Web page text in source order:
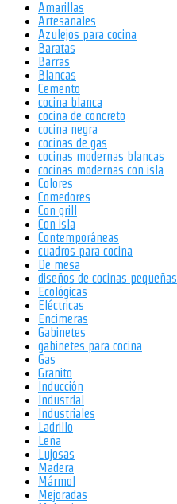
Amarillas
Artesanales
Azulejos para cocina
Baratas
Barras
Blancas
Cemento
cocina blanca
cocina de concreto
cocina negra
cocinas de gas
cocinas modernas blancas
cocinas modernas con isla
Colores
Comedores
Con grill
Con isla
Contemporáneas
cuadros para cocina
De mesa
diseños de cocinas pequeñas
Ecológicas
Eléctricas
Encimeras
Gabinetes
gabinetes para cocina
Gas
Granito
Inducción
Industrial
Industriales
Ladrillo
Leña
Lujosas
Madera
Mármol
Mejoradas